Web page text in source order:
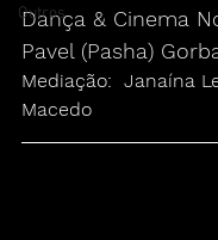
Outros
Dança & Cinema
Pavel (Pasha)
Mediação:  Janaína
Macedo